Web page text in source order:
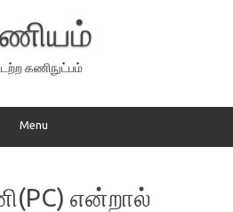
கணிநுட்பம்
Menu
என்றால்